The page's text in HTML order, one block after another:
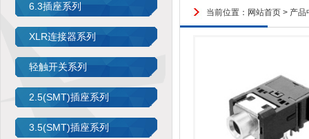
6.3插座系列
XLR连接器系列
轻触开关系列
2.5(SMT)插座系列
3.5(SMT)插座系列
当前位置： 网站首页 > 产品